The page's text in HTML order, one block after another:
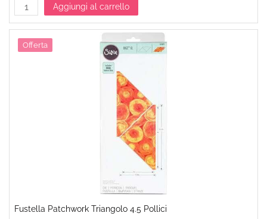
Aggiungi al carrello
Offerta
Fustella Patchwork Triangolo 4.5 Pollici